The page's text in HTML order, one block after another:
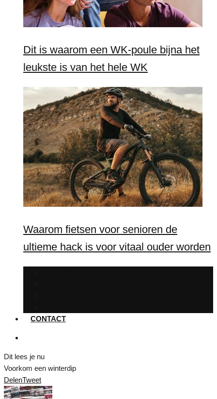
Dit is waarom een WK-poule bijna het
leukste is van het hele WK
Waarom fietsen voor senioren de
ultieme hack is voor vitaal ouder worden
CONTACT
Dit lees je nu
Voorkom een winterdip
DelenTweet